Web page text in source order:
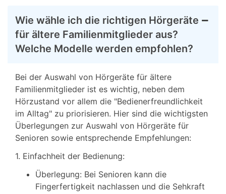
Wie wähle ich die richtigen Hörgeräte
für ältere Familienmitglieder aus?
Welche Modelle werden empfohlen?
Bei der Auswahl von Hörgeräte für ältere
Familienmitglieder ist es wichtig, neben dem
Hörzustand vor allem die "Bedienerfreundlichkeit
im Alltag" zu priorisieren. Hier sind die wichtigsten
Überlegungen zur Auswahl von Hörgeräte für
Senioren sowie entsprechende Empfehlungen:
1. Einfachheit der Bedienung:
Überlegung: Bei Senioren kann die
Fingerfertigkeit nachlassen und die Sehkraft